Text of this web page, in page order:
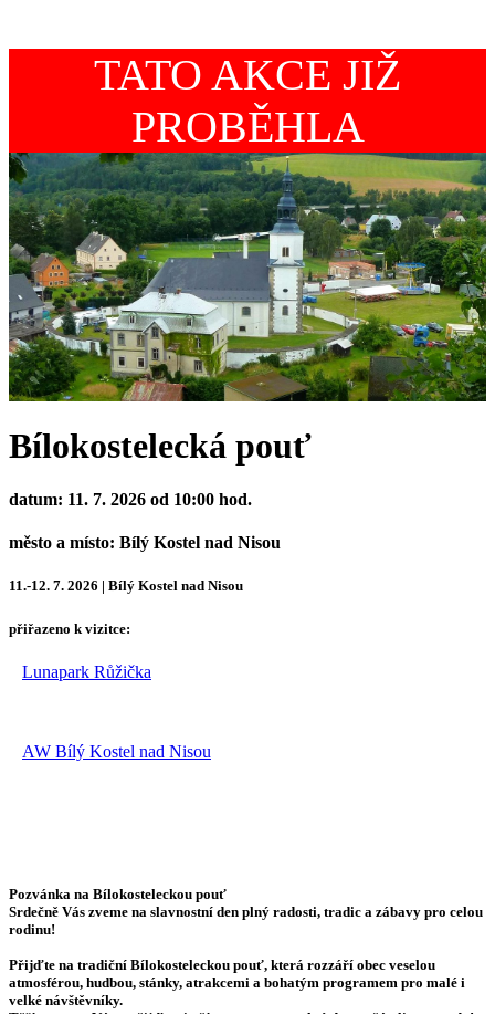
TATO AKCE JIŽ
PROBĚHLA
Bílokostelecká pouť
datum: 11. 7. 2026 od 10:00 hod.
město a místo: Bílý Kostel nad Nisou
11.-12. 7. 2026 | Bílý Kostel nad Nisou
přiřazeno k vizitce:
Lunapark Růžička
AW Bílý Kostel nad Nisou
Pozvánka na Bílokosteleckou pouť
Srdečně Vás zveme na slavnostní den plný radosti, tradic a zábavy pro celou
rodinu!
Přijďte na tradiční Bílokosteleckou pouť, která rozzáří obec veselou
atmosférou, hudbou, stánky, atrakcemi a bohatým programem pro malé i
velké návštěvníky.